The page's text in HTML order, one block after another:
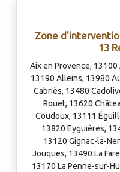
Zone
13
Aix en Provence,
13190 Alleins, 13980
Cabriès, 13480
Rouet, 13620
Coudoux, 13111
13820 Eyguières,
13120 Gignac-la-
Jouques, 13490 La
13170 La Penne-sur-